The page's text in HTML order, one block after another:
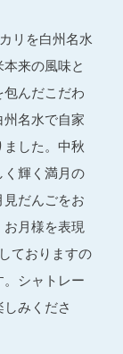
リを白州名水
来の風味と
んだこだわ
名水で自家
した。中秋
輝く満月の
だんごをお
月様を表現
ておりますの
シャトレー
みくださ